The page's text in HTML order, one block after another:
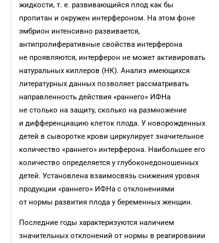
жидкости, т. е. развивающийся плод как бы
пропитан и окружен интерфероном. На этом фоне
эмбрион интенсивно развивается,
антипролиферативные свойства интерферона
не проявляются, интерферон не может активировать
натуральных киллеров (НК). Анализ имеющихся
литературных данных позволяет рассматривать
направленность действия «раннего» ИФНа
не столько на защиту, сколько на размножение
и дифференциацию клеток плода. У новорожденных
детей в сыворотке крови циркулирует значительное
количество «раннего» интерферона. Наибольшее его
количество определяется у глубоконедоношенных
детей. Установлена взаимосвязь снижения уровня
продукции «раннего» ИФНа с отклонениями
от нормы развития плода у беременных женщин.
Последние годы характеризуются наличием
значительных отклонений от нормы в реагировании